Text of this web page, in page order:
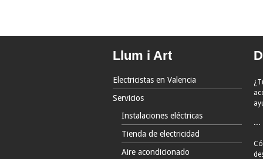
Llum i Art
Electricistas en Valencia
Servicios
Instalaciones eléctricas
Tienda de electricidad
Aire acondicionado
...